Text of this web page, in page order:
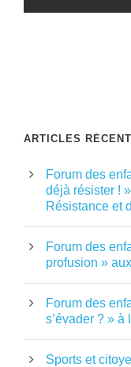
ARTICLES
Forum des
déjà résister !
Résistance et
Forum des
profusion »
Forum des
s’évader ? »
Sports et